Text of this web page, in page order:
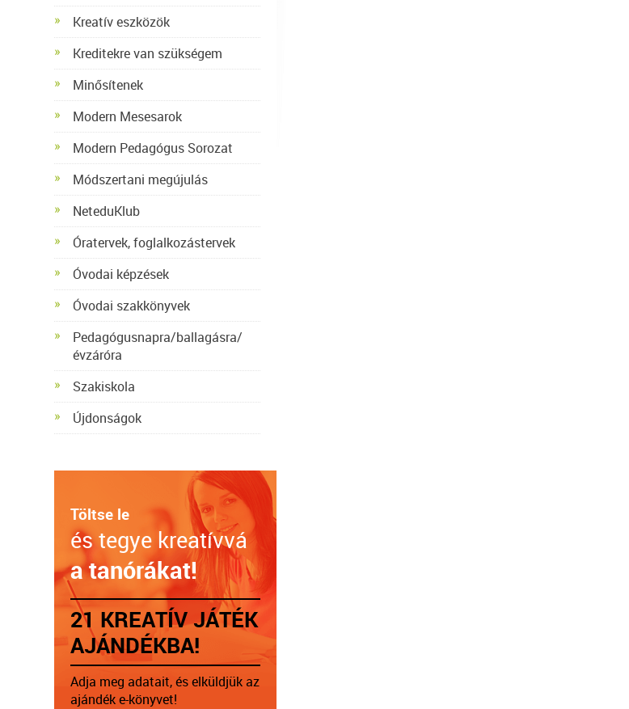
Kreatív eszközök
Kreditekre van szükségem
Minősítenek
Modern Mesesarok
Modern Pedagógus Sorozat
Módszertani megújulás
NeteduKlub
Óratervek, foglalkozástervek
Óvodai képzések
Óvodai szakkönyvek
Pedagógusnapra/ballagásra/
évzáróra
Szakiskola
Újdonságok
Töltse le
és tegye kreatívvá
a tanórákat!
21 KREATÍV JÁTÉK
AJÁNDÉKBA!
Adja meg adatait, és elküldjük az
ajándék e-könyvet!